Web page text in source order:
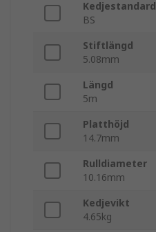
Kedjestandard
BS
Stiftlängd
5.08mm
Längd
5m
Platthöjd
14.7mm
Rulldiameter
10.16mm
Kedjevikt
4.65kg